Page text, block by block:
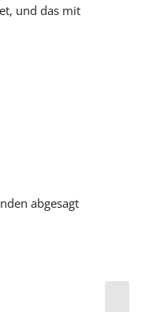
und das mit
abgesagt